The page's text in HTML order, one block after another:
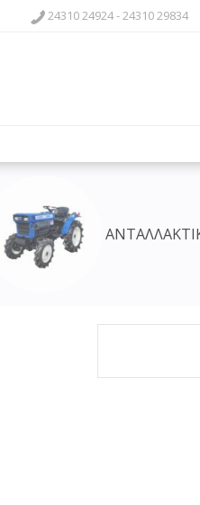
24310 24924 - 24310 29834
ΤΡΑΚΤΕΡ ISEKI